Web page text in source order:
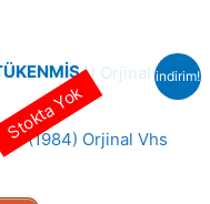
indirim!
(1984) Orjinal Vhs
Stokta Yok